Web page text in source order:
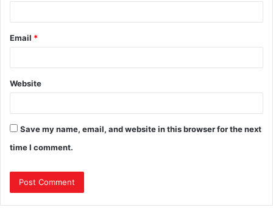
Email *
Website
Save my name, email, and website in this browser for the next
time I comment.